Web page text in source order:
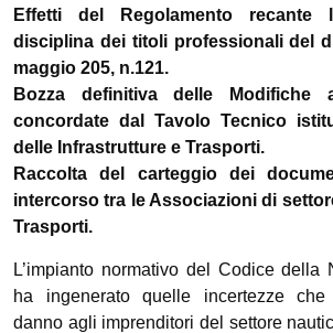
Effetti del Regolamento recante
disciplina dei titoli professionali del
maggio 205, n.121.
Bozza definitiva delle Modifiche
concordate dal Tavolo Tecnico
delle Infrastrutture e Trasporti.
Raccolta del carteggio dei
intercorso tra le Associazioni di
Trasporti.
L’impianto normativo del Codice della
ha ingenerato quelle incertezze che
danno agli imprenditori del settore